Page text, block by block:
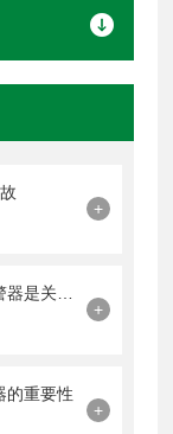
+
+
的重要性
+